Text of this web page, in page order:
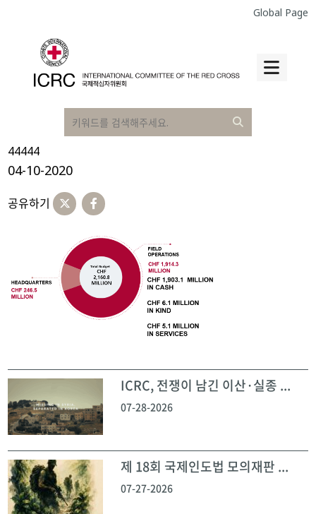
Global Page
44444
04-10-2020
공유하기
ICRC, 전쟁이 남긴 이산·실종 ...
07-28-2026
제 18회 국제인도법 모의재판 ...
07-27-2026